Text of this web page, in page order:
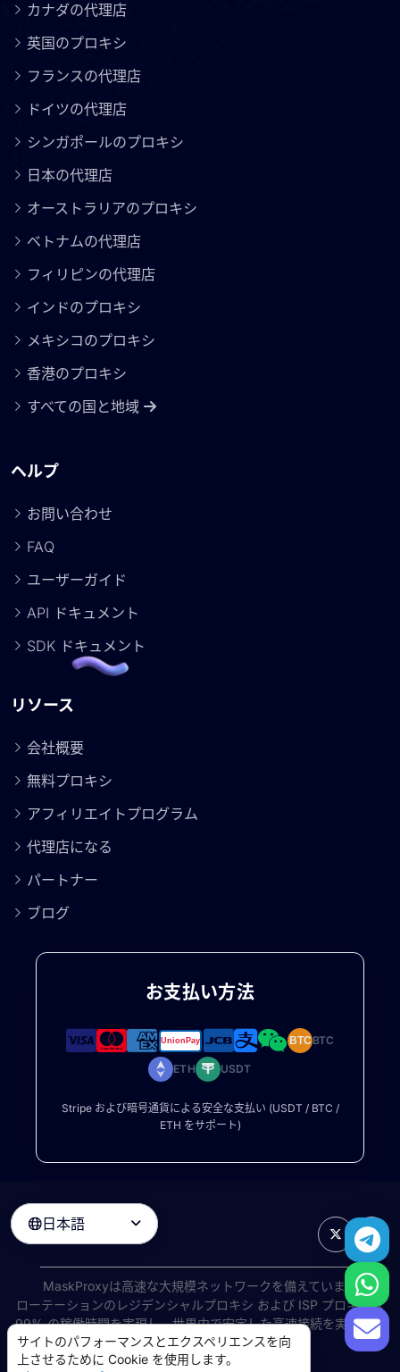
カナダの代理店
英国のプロキシ
フランスの代理店
ドイツの代理店
シンガポールのプロキシ
日本の代理店
オーストラリアのプロキシ
ベトナムの代理店
フィリピンの代理店
インドのプロキシ
メキシコのプロキシ
香港のプロキシ
すべての国と地域
ヘルプ
お問い合わせ
FAQ
ユーザーガイド
API ドキュメント
SDK ドキュメント
リソース
会社概要
無料プロキシ
アフィリエイトプログラム
代理店になる
パートナー
ブログ
お支払い方法
BTCBTC
ETH USDT
Stripe および暗号通貨による安全な支払い (USDT / BTC /
ETH をサポート)
日本語 
MaskProxyは高速な大規模ネットワークを備えています
ローテーションのレジデンシャルプロキシ および ISP プロキシは
99% の稼働時間を実現し、世界中で安定した高速接続を実現しま
す。
サイトのパフォーマンスとエクスペリエンスを向
上させるために Cookie を使用します。